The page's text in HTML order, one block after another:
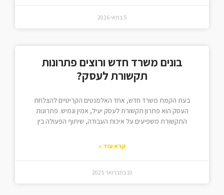
5 במאי 2026
בונים משרד חדש ורוצים פתרונות
תקשורת לעסק?
בעת הקמת משרד חדש, אחד האלמנטים הקריטיים להצלחת
העסק הוא פתרון תקשורת לעסק יעיל, אמין וגמיש. פתרונות
התקשורת משפיעים על איכות העבודה, שיתוף הפעולה בין
קרא עוד »
10 בפברואר 2025